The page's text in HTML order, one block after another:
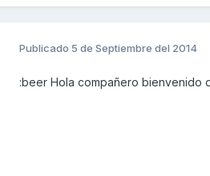
Publicado 5 de Septiembre del 2014
:beer Hola compañero bienvenido